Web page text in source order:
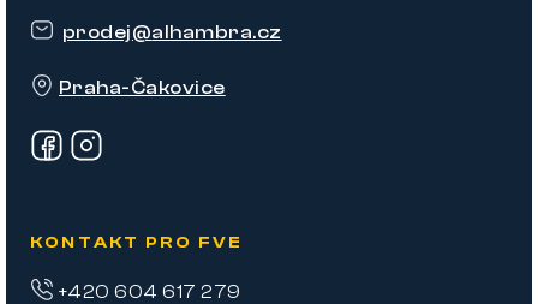
prodej@alhambra.cz
Praha-Čakovice
KONTAKT PRO FVE
+420 604 617 279